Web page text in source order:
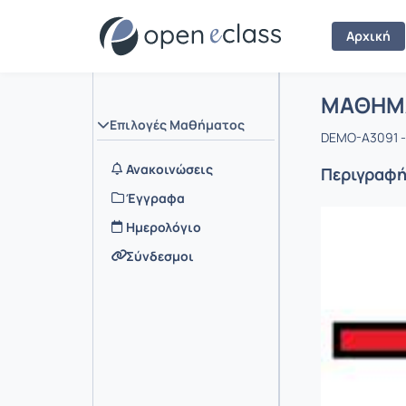
Αρχική
Επιλογές Μαθήματος
Ανακοινώσεις
Έγγραφα
Ημερολόγιο
Σύνδεσμοι
Αρχική
DEMO-A3091